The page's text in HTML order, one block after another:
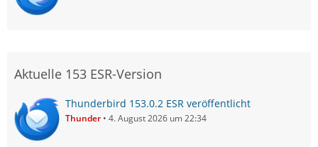
Aktuelle 153 ESR-Version
Thunderbird 153.0.2 ESR veröffentlicht
Thunder 4. August 2026 um 22:34